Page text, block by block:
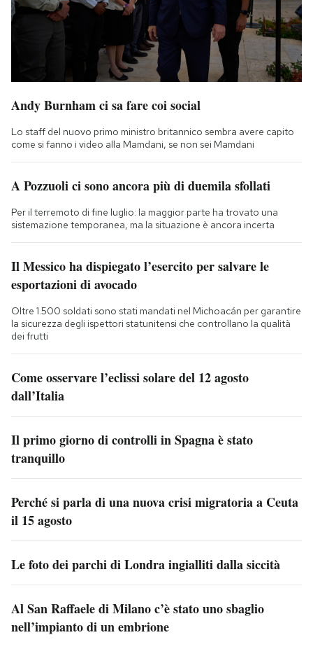
Andy Burnham ci sa fare coi social
Lo staff del nuovo primo ministro britannico sembra avere capito
come si fanno i video alla Mamdani, se non sei Mamdani
A Pozzuoli ci sono ancora più di duemila sfollati
Per il terremoto di fine luglio: la maggior parte ha trovato una
sistemazione temporanea, ma la situazione è ancora incerta
Il Messico ha dispiegato l’esercito per salvare le
esportazioni di avocado
Oltre 1.500 soldati sono stati mandati nel Michoacán per garantire
la sicurezza degli ispettori statunitensi che controllano la qualità
dei frutti
Come osservare l’eclissi solare del 12 agosto
dall’Italia
Il primo giorno di controlli in Spagna è stato
tranquillo
Perché si parla di una nuova crisi migratoria a Ceuta
il 15 agosto
Le foto dei parchi di Londra ingialliti dalla siccità
Al San Raffaele di Milano c’è stato uno sbaglio
nell’impianto di un embrione